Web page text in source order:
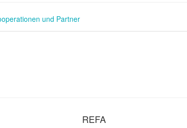
und Partner
REFA